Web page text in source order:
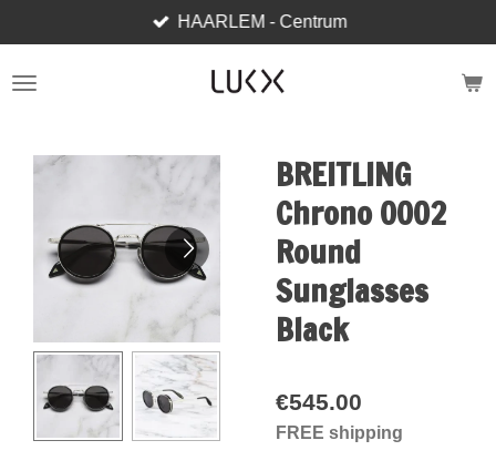
to
main
HAARLEM - Centrum
BREITLING
Chrono 0002
Round
Sunglasses
Black
€545.00
FREE shipping